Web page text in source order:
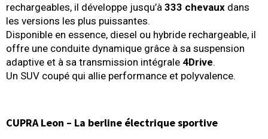
rechargeables, il développe jusqu’à 333 chevaux dans
les versions les plus puissantes.
Disponible en essence, diesel ou hybride rechargeable, il
offre une conduite dynamique grâce à sa suspension
adaptive et à sa transmission intégrale 4Drive.
Un SUV coupé qui allie performance et polyvalence.
CUPRA Leon – La berline électrique sportive